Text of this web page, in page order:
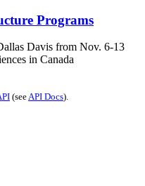
Programs
Davis from Nov. 6-13
in Canada
(seeAPI Docs).